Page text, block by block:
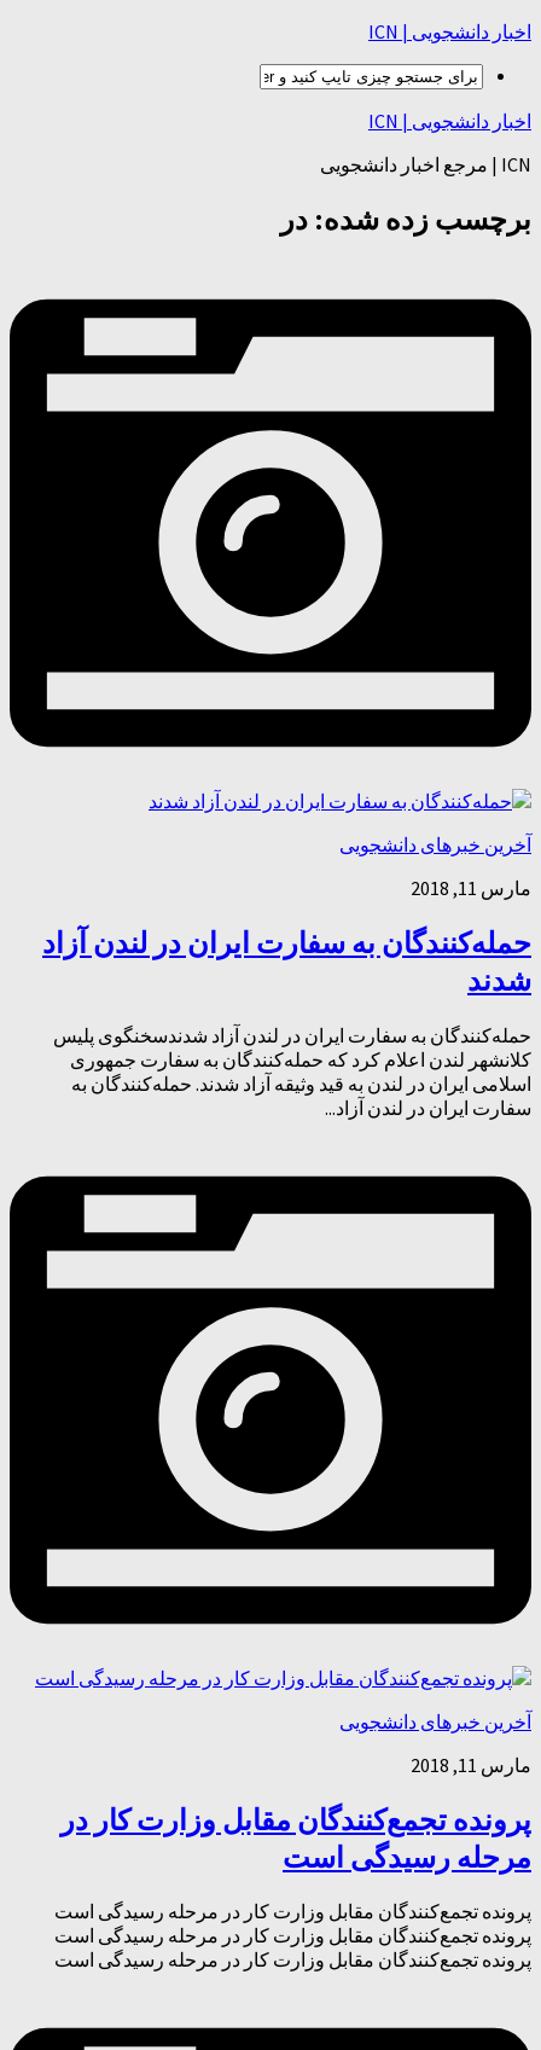
اخبار دانشجویی | ICN
اخبار دانشجویی | ICN
ICN | مرجع اخبار دانشجویی
برچسب زده شده: در
آخرین خبرهای دانشجویی
مارس 11, 2018
حمله‌کنندگان به سفارت ایران در لندن آزاد
شدند
حمله‌کنندگان به سفارت ایران در لندن آزاد شدندسخنگوی پلیس
کلانشهر لندن اعلام کرد که حمله‌کنندگان به سفارت جمهوری
اسلامی ایران در لندن به قید وثیقه آزاد شدند. حمله‌کنندگان به
سفارت ایران در لندن آزاد...
آخرین خبرهای دانشجویی
مارس 11, 2018
پرونده تجمع‌کنندگان مقابل وزارت کار در
مرحله رسیدگی است
پرونده تجمع‌کنندگان مقابل وزارت کار در مرحله رسیدگی است
پرونده تجمع‌کنندگان مقابل وزارت کار در مرحله رسیدگی است
پرونده تجمع‌کنندگان مقابل وزارت کار در مرحله رسیدگی است